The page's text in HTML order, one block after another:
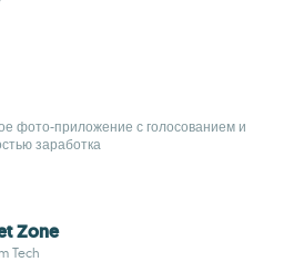
фото-приложение с голосованием и
заработка
Zone
Tech